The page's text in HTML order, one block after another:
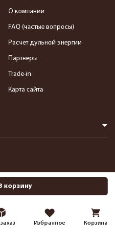
Избранное Корзина
корзину
О компании
FAQ (частые вопросы)
Расчет дульной энергии
Партнеры
Trade-in
Карта сайта
страйкбола и снаряжения–